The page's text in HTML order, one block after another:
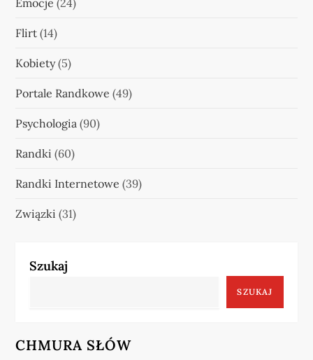
Emocje (24)
Flirt (14)
Kobiety(5)
Portale Randkowe (49)
Psychologia (90)
Randki (60)
Randki Internetowe (39)
Związki (31)
Szukaj
SZUKAJ
CHMURA SŁÓW